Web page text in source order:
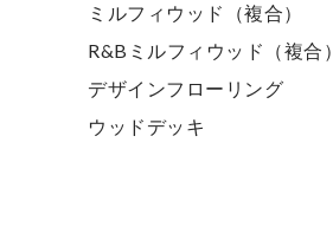
ミルフィウッド（複合）
R&Bミルフィウッド（複合）
デザインフローリング
ウッドデッキ